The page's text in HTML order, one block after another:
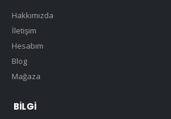
Hakkımızda
İletişim
Hesabım
Blog
Mağaza
BILGI